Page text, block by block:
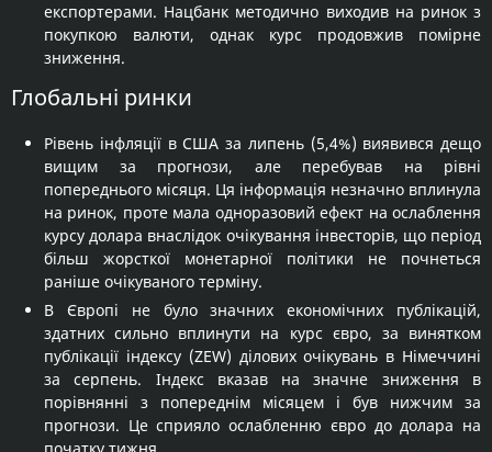
експортерами. Нацбанк методично виходив на ринок з
покупкою валюти, однак курс продовжив помірне
зниження.
Глобальні ринки
Рівень інфляції в США за липень (5,4%) виявився дещо
вищим за прогнози, але перебував на рівні
попереднього місяця. Ця інформація незначно вплинула
на ринок, проте мала одноразовий ефект на ослаблення
курсу долара внаслідок очікування інвесторів, що період
більш жорсткої монетарної політики не почнеться
раніше очікуваного терміну.
В Європі не було значних економічних публікацій,
здатних сильно вплинути на курс євро, за винятком
публікації індексу (ZEW) ділових очікувань в Німеччині
за серпень. Індекс вказав на значне зниження в
порівнянні з попереднім місяцем і був нижчим за
прогнози. Це сприяло ослабленню євро до долара на